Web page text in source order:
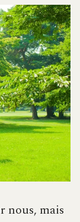
nous, mais